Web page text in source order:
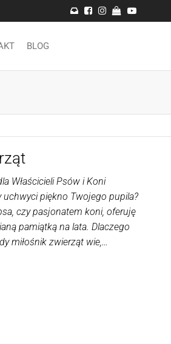
BLOG
Właścicieli Psów i Koni
piękno Twojego pupila?
czy pasjonatem koni, oferuję
pamiątką na lata. Dlaczego
miłośnik zwierząt wie,…